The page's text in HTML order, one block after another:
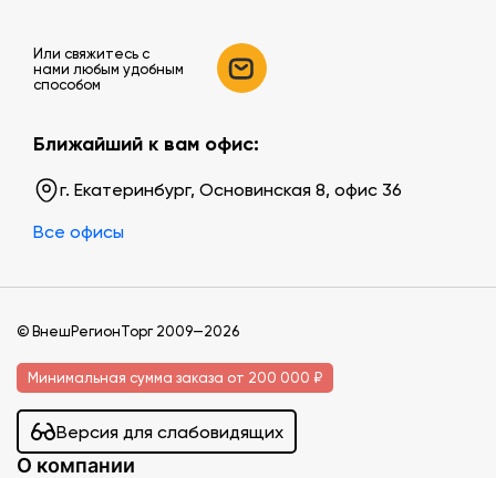
Или свяжитесь c
нами любым удобным
способом
Ближайший к вам офис:
г. Екатеринбург, Основинская 8, офис 36
Все офисы
© ВнешРегионТорг 2009—2026
Минимальная сумма заказа от 200 000 ₽
Версия для слабовидящих
О компании